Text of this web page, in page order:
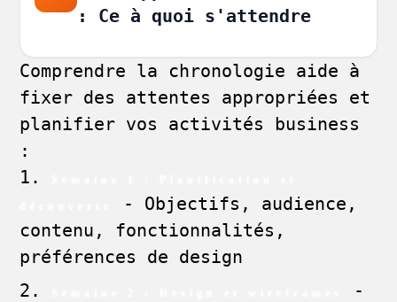
: Ce à quoi s'attendre
Comprendre la chronologie aide à
fixer des attentes appropriées et
planifier vos activités business
:
- Objectifs, audience,
contenu, fonctionnalités,
préférences de design
-